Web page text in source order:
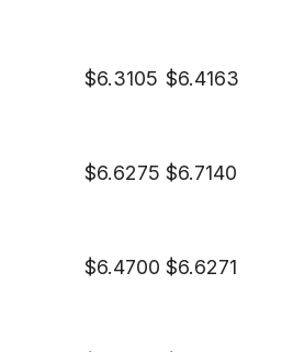
$6.3105 $6.4163
$6.6275 $6.7140
$6.4700 $6.6271